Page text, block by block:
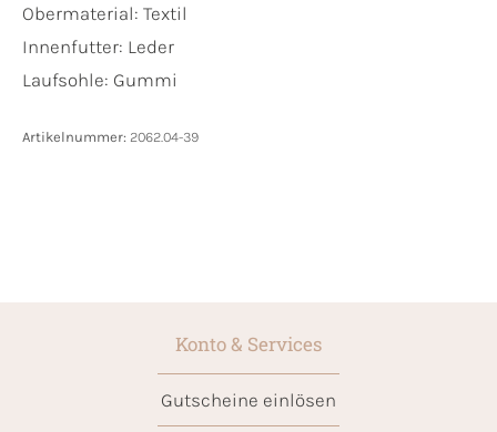
Obermaterial: Textil
Innenfutter: Leder
Laufsohle: Gummi
Artikelnummer: 2062.04-39
Konto & Services
Gutscheine einlösen